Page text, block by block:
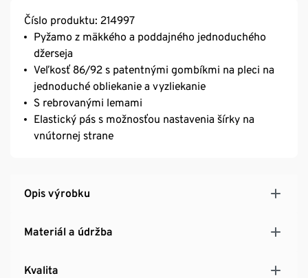
Číslo produktu: 214997
Pyžamo z mäkkého a poddajného jednoduchého
džerseja
Veľkosť 86/92 s patentnými gombíkmi na pleci na
jednoduché obliekanie a vyzliekanie
S rebrovanými lemami
Elastický pás s možnosťou nastavenia šírky na
vnútornej strane
Opis výrobku
Materiál a údržba
Kvalita